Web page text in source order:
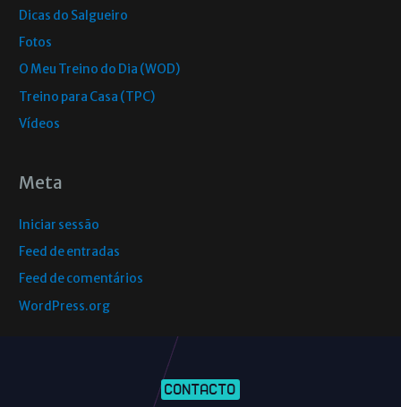
Dicas do Salgueiro
Fotos
O Meu Treino do Dia (WOD)
Treino para Casa (TPC)
Vídeos
Meta
Iniciar sessão
Feed de entradas
Feed de comentários
WordPress.org
CONTACTO